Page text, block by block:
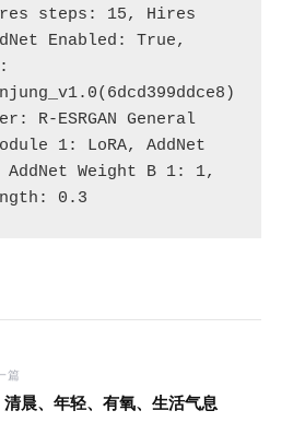
steps: 15, Hires
Enabled: True,
R-ESRGAN General
1: LoRA, AddNet
Weight B 1: 1,
0.3
篇
清晨、年轻、有氧、生活气息